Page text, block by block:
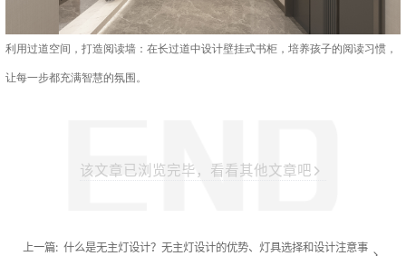
利用过道空间，打造阅读墙：在长过道中设计壁挂式书柜，培养孩子的阅读习惯，
让每一步都充满智慧的氛围。
该文章已浏览完毕，看看其他文章吧
上一篇: 什么是无主灯设计？无主灯设计的优势、灯具选择和设计注意事